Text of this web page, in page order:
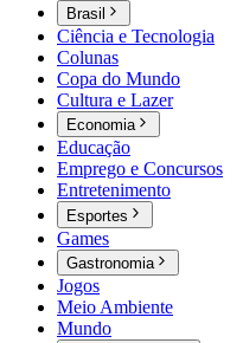
Brasil
Ciência e Tecnologia
Colunas
Copa do Mundo
Cultura e Lazer
Economia
Educação
Emprego e Concursos
Entretenimento
Esportes
Games
Gastronomia
Jogos
Meio Ambiente
Mundo